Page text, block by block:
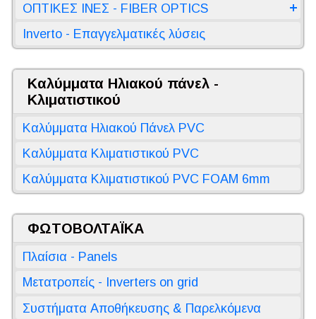
ΟΠΤΙΚΕΣ ΙΝΕΣ - FIBER OPTICS
Inverto - Επαγγελματικές λύσεις
Καλύμματα Ηλιακού πάνελ -
Κλιματιστικού
Καλύμματα Ηλιακού Πάνελ PVC
Καλύμματα Κλιματιστικού PVC
Καλύμματα Κλιματιστικού PVC FOAM 6mm
ΦΩΤΟΒΟΛΤΑΪΚΑ
Πλαίσια - Panels
Μετατροπείς - Inverters on grid
Συστήματα Αποθήκευσης & Παρελκόμενα